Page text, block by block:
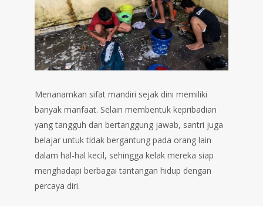
Menanamkan sifat mandiri sejak dini memiliki
banyak manfaat. Selain membentuk kepribadian
yang tangguh dan bertanggung jawab, santri juga
belajar untuk tidak bergantung pada orang lain
dalam hal-hal kecil, sehingga kelak mereka siap
menghadapi berbagai tantangan hidup dengan
percaya diri.